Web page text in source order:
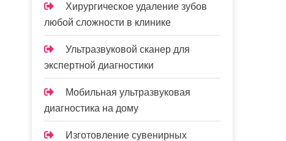
Хирургическое удаление зубов
любой сложности в клинике
Ультразвуковой сканер для
экспертной диагностики
Мобильная ультразвуковая
диагностика на дому
Изготовление сувенирных